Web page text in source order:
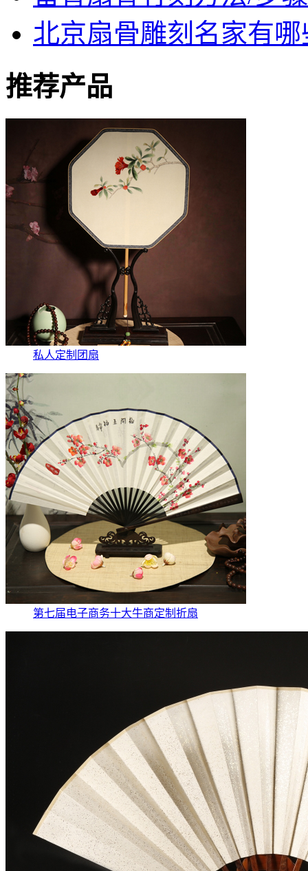
北京扇骨雕刻名家有哪
推荐产品
私人定制团扇
第七届电子商务十大牛商定制折扇